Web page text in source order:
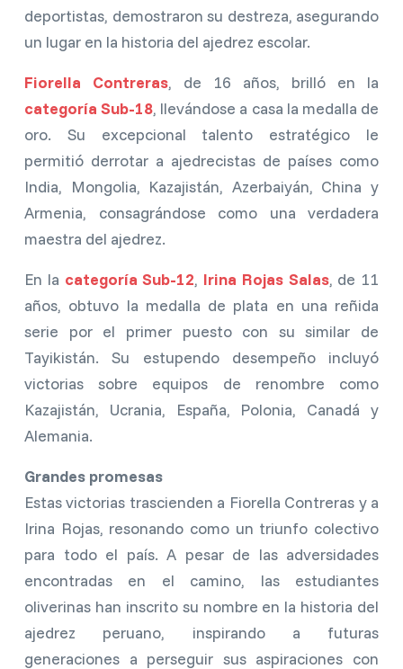
deportistas, demostraron su destreza, asegurando
un lugar en la historia del ajedrez escolar.
Fiorella Contreras, de 16 años, brilló en la
categoría Sub-18, llevándose a casa la medalla de
oro. Su excepcional talento estratégico le
permitió derrotar a ajedrecistas de países como
India, Mongolia, Kazajistán, Azerbaiyán, China y
Armenia, consagrándose como una verdadera
maestra del ajedrez.
En la categoría Sub-12, Irina Rojas Salas, de 11
años, obtuvo la medalla de plata en una reñida
serie por el primer puesto con su similar de
Tayikistán. Su estupendo desempeño incluyó
victorias sobre equipos de renombre como
Kazajistán, Ucrania, España, Polonia, Canadá y
Alemania.
Grandes promesas
Estas victorias trascienden a Fiorella Contreras y a
Irina Rojas, resonando como un triunfo colectivo
para todo el país. A pesar de las adversidades
encontradas en el camino, las estudiantes
oliverinas han inscrito su nombre en la historia del
ajedrez peruano, inspirando a futuras
generaciones a perseguir sus aspiraciones con